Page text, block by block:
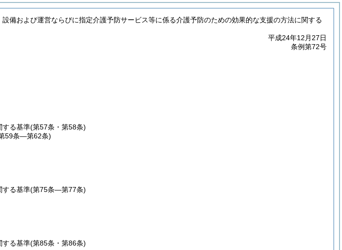
備および運営ならびに指定介護予防サービス等に係る介護予防のための効果的な支援の方法に関する
平成24年12月27日
条例第72号
する基準(第57条・第58条)
59条―第62条)
する基準(第75条―第77条)
する基準(第85条・第86条)